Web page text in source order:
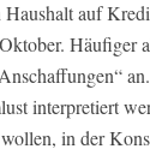
auf
Häufiger
interpretiert
in der